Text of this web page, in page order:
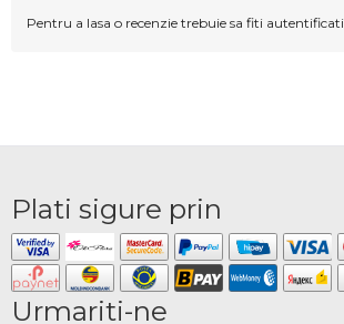
Pentru a lasa o recenzie trebuie sa fiti autentificati
Plati sigure prin
Urmariti-ne